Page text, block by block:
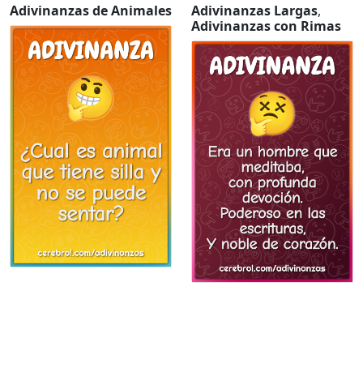
Adivinanzas de Animales Adivinanzas Largas,
Adivinanzas con Rimas